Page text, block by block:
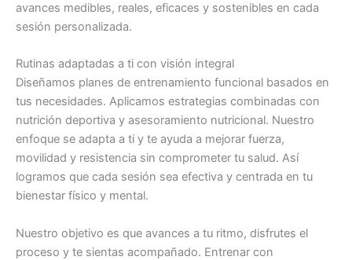
avances medibles, reales, eficaces y sostenibles en cada
sesión personalizada.
Rutinas adaptadas a ti con visión integral
Diseñamos planes de entrenamiento funcional basados en
tus necesidades. Aplicamos estrategias combinadas con
nutrición deportiva y asesoramiento nutricional. Nuestro
enfoque se adapta a ti y te ayuda a mejorar fuerza,
movilidad y resistencia sin comprometer tu salud. Así
logramos que cada sesión sea efectiva y centrada en tu
bienestar físico y mental.
Nuestro objetivo es que avances a tu ritmo, disfrutes el
proceso y te sientas acompañado. Entrenar con